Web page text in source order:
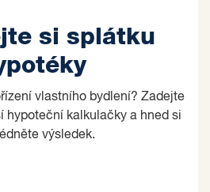
si splátku
vlastního bydlení? Zadejte
hypoteční kalkulačky a hned si
výsledek.